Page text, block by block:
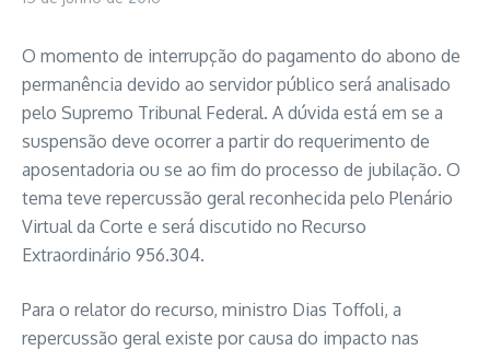
O momento de interrupção do pagamento do abono de
permanência devido ao servidor público será analisado
pelo Supremo Tribunal Federal. A dúvida está em se a
suspensão deve ocorrer a partir do requerimento de
aposentadoria ou se ao fim do processo de jubilação. O
tema teve repercussão geral reconhecida pelo Plenário
Virtual da Corte e será discutido no Recurso
Extraordinário 956.304.
Para o relator do recurso, ministro Dias Toffoli, a
repercussão geral existe por causa do impacto nas